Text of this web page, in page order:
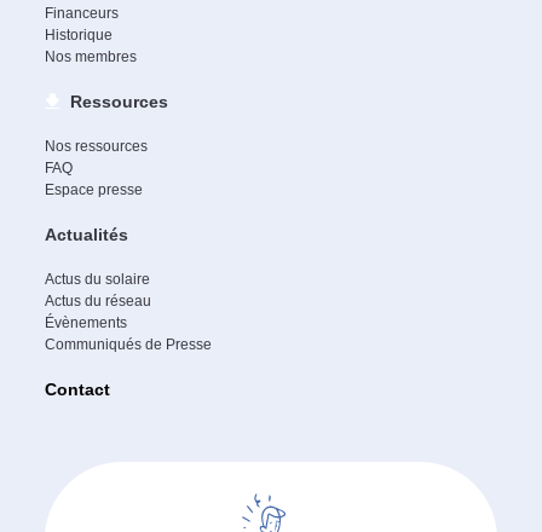
Financeurs
Historique
Nos membres
Ressources
Nos ressources
FAQ
Espace presse
Actualités
Actus du solaire
Actus du réseau
Évènements
Communiqués de Presse
Contact